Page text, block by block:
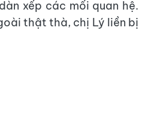
xếp các mối quan hệ.
thật thà, chị Lý liền bị